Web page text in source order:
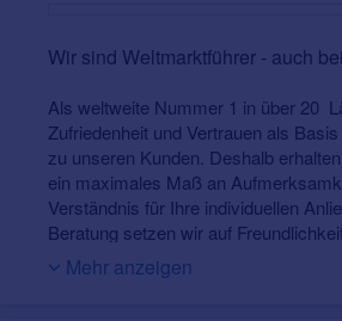
Wir sind Weltmarktführer - auch
Als weltweite Nummer 1 in über 20
Zufriedenheit und Vertrauen als
zu unseren Kunden. Deshalb
ein maximales Maß an
Verständnis für Ihre individuellen
Beratung setzen wir auf
und nehmen uns in jedem Gespräch
viel Zeit, wie nötig ist, um die beste
Mehr anzeigen